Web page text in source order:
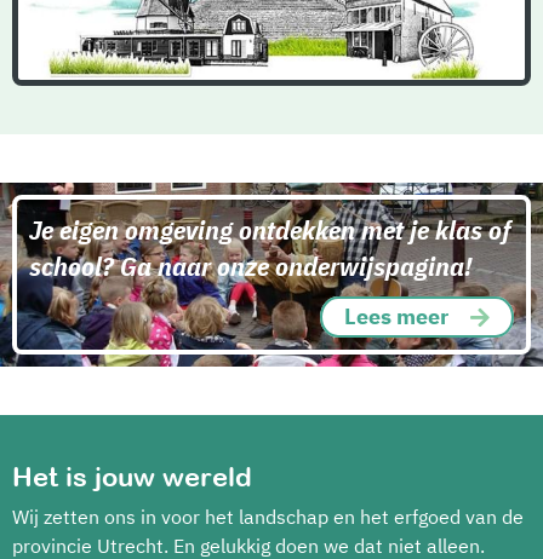
Je eigen omgeving ontdekken met je klas of
school? Ga naar onze onderwijspagina!
Lees meer
Het is jouw wereld
Wij zetten ons in voor het landschap en het erfgoed van de
provincie Utrecht. En gelukkig doen we dat niet alleen.